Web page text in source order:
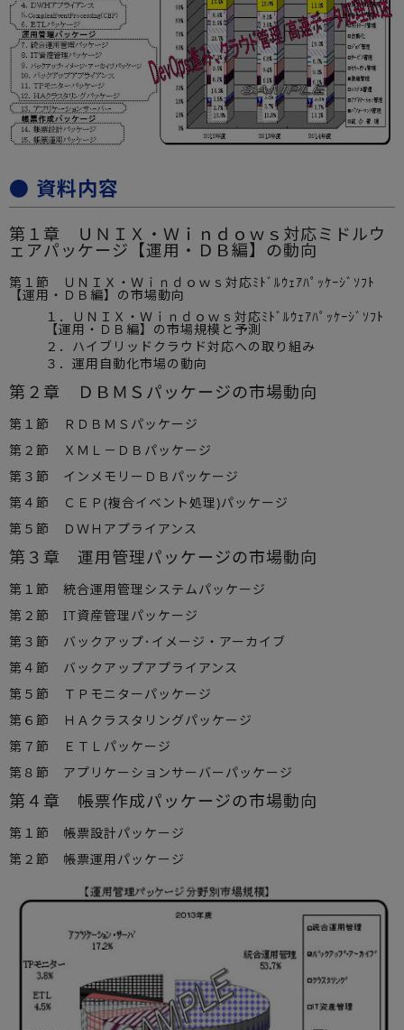
● 資料内容
第１章 ＵＮＩＸ・Ｗｉｎｄｏｗｓ対応ミドルウ
ェアパッケージ【運用・ＤＢ編】の動向
第１節 ＵＮＩＸ・Ｗｉｎｄｏｗｓ対応ﾐﾄﾞﾙｳｪｱﾊﾟｯｹｰｼﾞｿﾌﾄ
【運用・ＤＢ編】の市場動向
１．ＵＮＩＸ・Ｗｉｎｄｏｗｓ対応ﾐﾄﾞﾙｳｪｱﾊﾟｯｹｰｼﾞｿﾌﾄ
【運用・ＤＢ編】の市場規模と予測
２．ハイブリッドクラウド対応への取り組み
３．運用自動化市場の動向
第２章 ＤＢＭＳパッケージの市場動向
第１節 ＲＤＢＭＳパッケージ
第２節 ＸＭＬ－ＤＢパッケージ
第３節 インメモリーＤＢパッケージ
第４節 ＣＥＰ(複合イベント処理)パッケージ
第５節 ＤＷＨアプライアンス
第３章 運用管理パッケージの市場動向
第１節 統合運用管理システムパッケージ
第２節 IT資産管理パッケージ
第３節 バックアップ･イメージ・アーカイブ
第４節 バックアップアプライアンス
第５節 ＴＰモニターパッケージ
第６節 ＨＡクラスタリングパッケージ
第７節 ＥＴＬパッケージ
第８節 アプリケーションサーバーパッケージ
第４章 帳票作成パッケージの市場動向
第１節 帳票設計パッケージ
第２節 帳票運用パッケージ